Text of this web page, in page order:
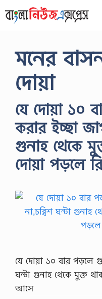
to
মনের
দোয়া
যে দোয়া ১০
করার ইচ্ছা
গুনাহ থেকে
দোয়া পড়লে
যে দোয়া ১০ বার পড়লে
ঘন্টা গুনাহ থেকে মুক্ত
আসে